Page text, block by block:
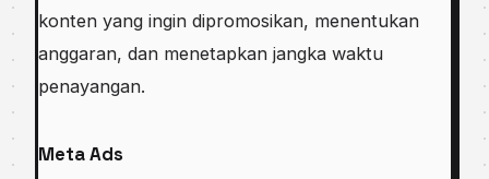
konten yang ingin dipromosikan, menentukan
anggaran, dan menetapkan jangka waktu
penayangan.
Meta Ads